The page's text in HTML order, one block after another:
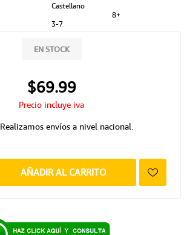
Castellano
8+
3-7
EN STOCK
$69.99
Precio incluye iva
Realizamos envíos a nivel nacional.
AÑADIR AL CARRITO